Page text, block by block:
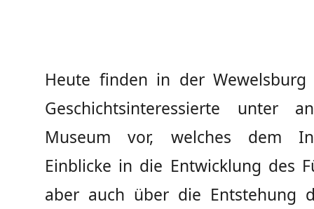
Heute finden in der
Geschichtsinteressierte unter
Museum vor, welches dem
Einblicke in die Entwicklung des
aber auch über die Entstehung